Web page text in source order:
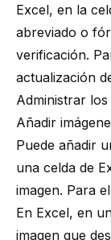
Excel, en la
abreviado o
verificación.
actualización
Administrar
Añadir
Puede añadir
una celda de
imagen. Para
En Excel, en
imagen que